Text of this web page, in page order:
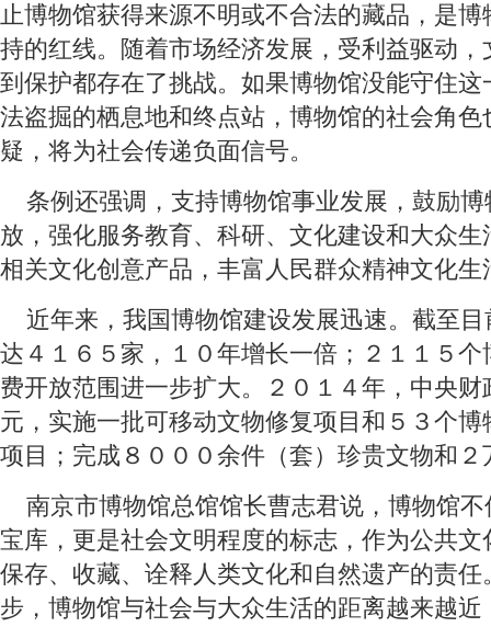
止博物馆获得来源不明或不合法的藏品，是
持的红线。随着市场经济发展，受利益驱动
到保护都存在了挑战。如果博物馆没能守住
法盗掘的栖息地和终点站，博物馆的社会角
疑，将为社会传递负面信号。
条例还强调，支持博物馆事业发展，鼓励博
放，强化服务教育、科研、文化建设和大众
相关文化创意产品，丰富人民群众精神文化生
近年来，我国博物馆建设发展迅速。截至目
达４１６５家，１０年增长一倍；２１１５
费开放范围进一步扩大。２０１４年，中央
元，实施一批可移动文物修复项目和５３个
项目；完成８０００余件（套）珍贵文物和
南京市博物馆总馆馆长曹志君说，博物馆不
宝库，更是社会文明程度的标志，作为公共
保存、收藏、诠释人类文化和自然遗产的责
步，博物馆与社会与大众生活的距离越来越近